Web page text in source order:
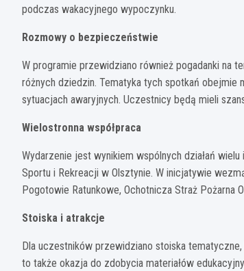
podczas wakacyjnego wypoczynku.
Rozmowy o bezpieczeństwie
W programie przewidziano również pogadanki na
różnych dziedzin. Tematyka tych spotkań obejmie
sytuacjach awaryjnych. Uczestnicy będą mieli
Wielostronna współpraca
Wydarzenie jest wynikiem wspólnych działań
Sportu i Rekreacji w Olsztynie. W inicjatywie
Pogotowie Ratunkowe, Ochotnicza Straż Pożarna
Stoiska i atrakcje
Dla uczestników przewidziano stoiska
to także okazja do zdobycia materiałów